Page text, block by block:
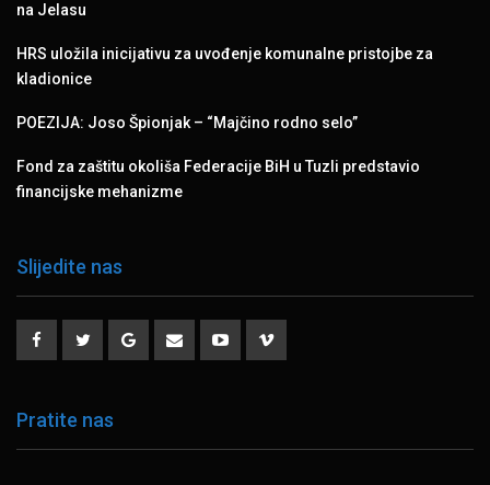
na Jelasu
HRS uložila inicijativu za uvođenje komunalne pristojbe za
kladionice
POEZIJA: Joso Špionjak – “Majčino rodno selo”
Fond za zaštitu okoliša Federacije BiH u Tuzli predstavio
financijske mehanizme
Slijedite nas
Pratite nas